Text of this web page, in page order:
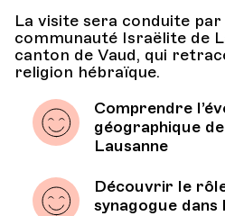
La visite sera conduite
communauté Israëlite de
canton de Vaud, qui
religion hébraïque.
Comprendre
géographique
Lausanne
Découvrir le
synagogue dans